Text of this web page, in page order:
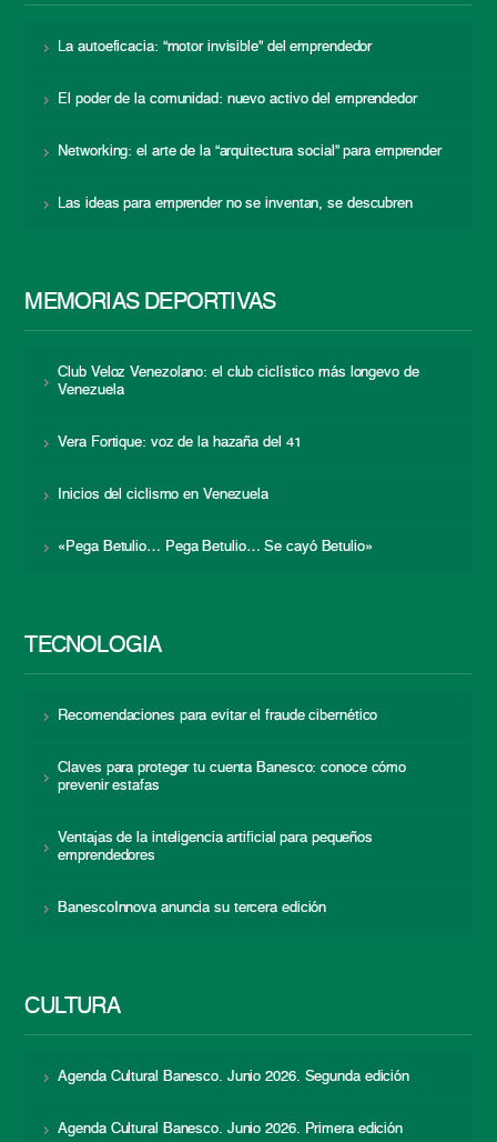
La autoeficacia: “motor invisible” del emprendedor
El poder de la comunidad: nuevo activo del emprendedor
Networking: el arte de la “arquitectura social” para emprender
Las ideas para emprender no se inventan, se descubren
MEMORIAS DEPORTIVAS
Club Veloz Venezolano: el club ciclístico más longevo de
Venezuela
Vera Fortique: voz de la hazaña del 41
Inicios del ciclismo en Venezuela
«Pega Betulio… Pega Betulio… Se cayó Betulio»
TECNOLOGÍA
Recomendaciones para evitar el fraude cibernético
Claves para proteger tu cuenta Banesco: conoce cómo
prevenir estafas
Ventajas de la inteligencia artificial para pequeños
emprendedores
BanescoInnova anuncia su tercera edición
CULTURA
Agenda Cultural Banesco. Junio 2026. Segunda edición
Agenda Cultural Banesco. Junio 2026. Primera edición